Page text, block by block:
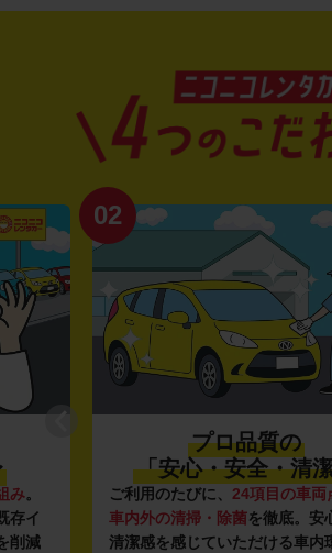
み。
存イ
削減
02
プロ品質の
「安心・安全・清
ご利用のたびに、 24項目の車両
車内外の清掃・除菌を徹底。安
清潔感を感じていただける車内